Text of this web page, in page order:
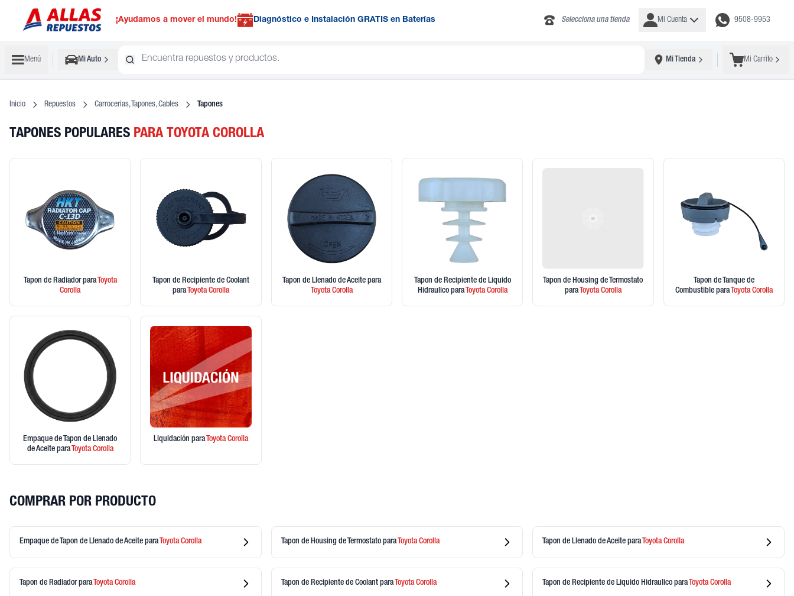
¡Ayudamos a mover el mundo! Diagnóstico e Instalación GRATIS en Baterías Selecciona una tienda Mi Cuenta 9508-9953
Menú Mi Auto Mi Tienda Mi Carrito
Inicio Repuestos Carrocerias, Tapones, Cables Tapones
TAPONES POPULARES PARA TOYOTA COROLLA
Tapon de Radiador para Toyota
Corolla
Tapon de Recipiente de Coolant
para ToyotaCorolla
Tapon de Llenado de Aceite para
ToyotaCorolla
Tapon de Recipiente de Liquido
Hidraulico para ToyotaCorolla
Tapon de Housing de Termostato
para ToyotaCorolla
Tapon de Tanque de
Combustible para ToyotaCorolla
Empaque de Tapon de Llenado
de Aceite paraToyotaCorolla
Liquidación paraToyotaCorolla
COMPRAR POR PRODUCTO
Empaque de Tapon de Llenado de Aceite para ToyotaCorolla Tapon de Housing de Termostato para ToyotaCorolla Tapon de Llenado de Aceite para ToyotaCorolla
Tapon de Radiador para ToyotaCorolla Tapon de Recipiente de Coolant para ToyotaCorolla Tapon de Recipiente de Liquido Hidraulico para ToyotaCorolla